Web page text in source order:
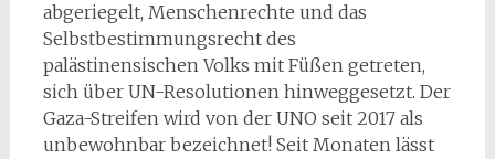
abgeriegelt, Menschenrechte und das
Selbstbestimmungsrecht des
palästinensischen Volks mit Füßen getreten,
sich über UN-Resolutionen hinweggesetzt. Der
Gaza-Streifen wird von der UNO seit 2017 als
unbewohnbar bezeichnet! Seit Monaten lässt